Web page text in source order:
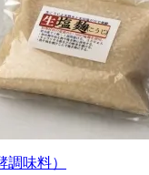
味料）